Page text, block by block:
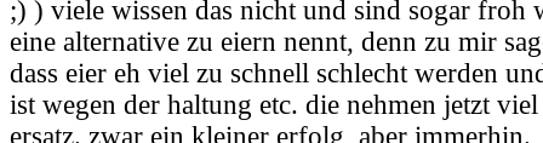
;) ) viele wissen das nicht und sind sogar froh
eine alternative zu eiern nennt, denn zu mir
dass eier eh viel zu schnell schlecht werden
ist wegen der haltung etc. die nehmen jetzt
ersatz. zwar ein kleiner erfolg, aber immerhin.